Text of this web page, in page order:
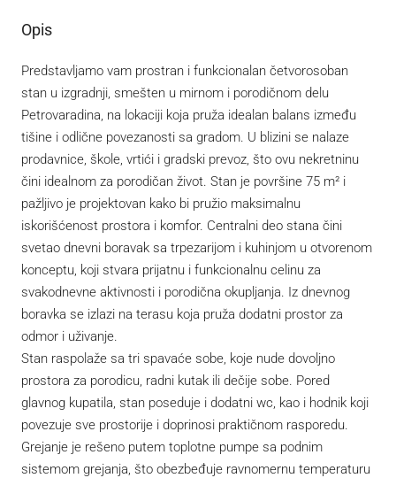
Opis
Predstavljamo vam prostran i funkcionalan četvorosoban
stan u izgradnji, smešten u mirnom i porodičnom delu
Petrovaradina, na lokaciji koja pruža idealan balans između
tišine i odlične povezanosti sa gradom. U blizini se nalaze
prodavnice, škole, vrtići i gradski prevoz, što ovu nekretninu
čini idealnom za porodičan život. Stan je površine 75 m² i
pažljivo je projektovan kako bi pružio maksimalnu
iskorišćenost prostora i komfor. Centralni deo stana čini
svetao dnevni boravak sa trpezarijom i kuhinjom u otvorenom
konceptu, koji stvara prijatnu i funkcionalnu celinu za
svakodnevne aktivnosti i porodična okupljanja. Iz dnevnog
boravka se izlazi na terasu koja pruža dodatni prostor za
odmor i uživanje.
Stan raspolaže sa tri spavaće sobe, koje nude dovoljno
prostora za porodicu, radni kutak ili dečije sobe. Pored
glavnog kupatila, stan poseduje i dodatni wc, kao i hodnik koji
povezuje sve prostorije i doprinosi praktičnom rasporedu.
Grejanje je rešeno putem toplotne pumpe sa podnim
sistemom grejanja, što obezbeđuje ravnomernu temperaturu